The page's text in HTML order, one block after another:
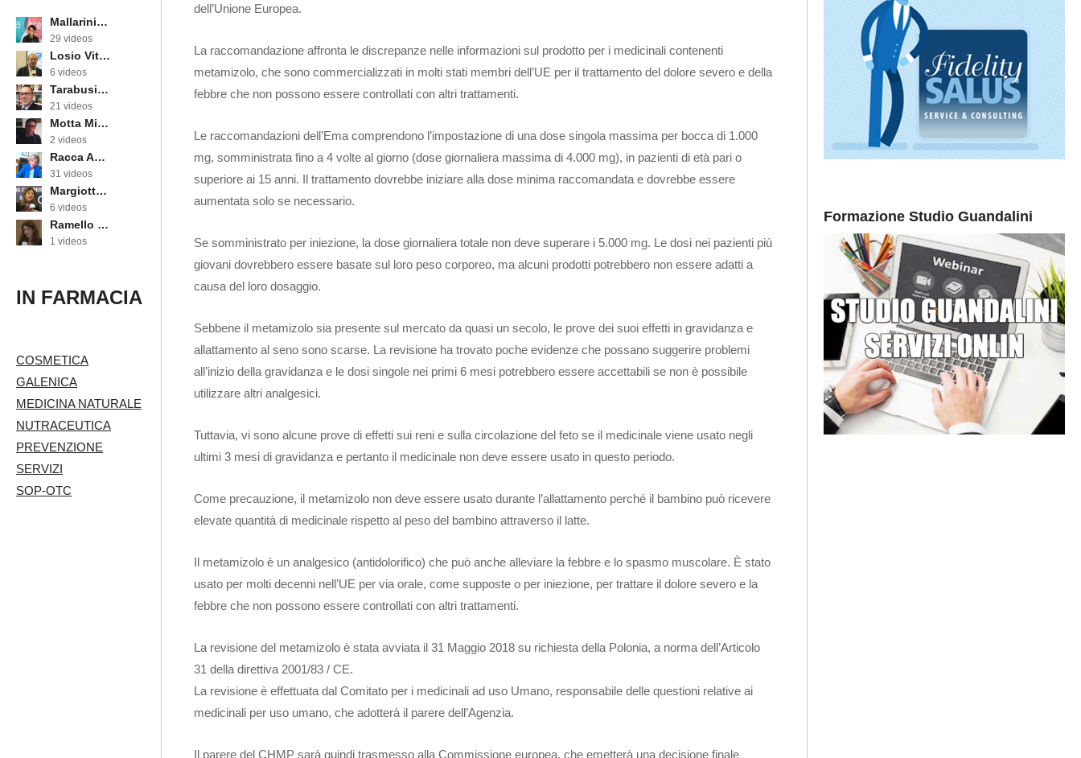
Mallarini Erika
29 videos
Losio Vittorino
6 videos
Tarabusi Marcello
21 videos
Motta Michele
2 videos
Racca Annarosa
31 videos
Margiotta Angela
6 videos
Ramello Cinzia
1 videos
IN FARMACIA
COSMETICA
GALENICA
MEDICINA NATURALE
NUTRACEUTICA
PREVENZIONE
SERVIZI
SOP-OTC
dell’Unione Europea.
La raccomandazione affronta le discrepanze nelle informazioni sul prodotto per i medicinali contenenti
metamizolo, che sono commercializzati in molti stati membri dell’UE per il trattamento del dolore severo e della
febbre che non possono essere controllati con altri trattamenti.
Le raccomandazioni dell’Ema comprendono l’impostazione di una dose singola massima per bocca di 1.000
mg, somministrata fino a 4 volte al giorno (dose giornaliera massima di 4.000 mg), in pazienti di età pari o
superiore ai 15 anni. Il trattamento dovrebbe iniziare alla dose minima raccomandata e dovrebbe essere
aumentata solo se necessario.
Se somministrato per iniezione, la dose giornaliera totale non deve superare i 5.000 mg. Le dosi nei pazienti più
giovani dovrebbero essere basate sul loro peso corporeo, ma alcuni prodotti potrebbero non essere adatti a
causa del loro dosaggio.
Sebbene il metamizolo sia presente sul mercato da quasi un secolo, le prove dei suoi effetti in gravidanza e
allattamento al seno sono scarse. La revisione ha trovato poche evidenze che possano suggerire problemi
all’inizio della gravidanza e le dosi singole nei primi 6 mesi potrebbero essere accettabili se non è possibile
utilizzare altri analgesici.
Tuttavia, vi sono alcune prove di effetti sui reni e sulla circolazione del feto se il medicinale viene usato negli
ultimi 3 mesi di gravidanza e pertanto il medicinale non deve essere usato in questo periodo.
Come precauzione, il metamizolo non deve essere usato durante l’allattamento perché il bambino può ricevere
elevate quantità di medicinale rispetto al peso del bambino attraverso il latte.
Il metamizolo è un analgesico (antidolorifico) che può anche alleviare la febbre e lo spasmo muscolare. È stato
usato per molti decenni nell’UE per via orale, come supposte o per iniezione, per trattare il dolore severo e la
febbre che non possono essere controllati con altri trattamenti.
La revisione del metamizolo è stata avviata il 31 Maggio 2018 su richiesta della Polonia, a norma dell’Articolo
31 della direttiva 2001/83 / CE.
La revisione è effettuata dal Comitato per i medicinali ad uso Umano, responsabile delle questioni relative ai
medicinali per uso umano, che adotterà il parere dell’Agenzia.
Il parere del CHMP sarà quindi trasmesso alla Commissione europea, che emetterà una decisione finale
Formazione Studio Guandalini